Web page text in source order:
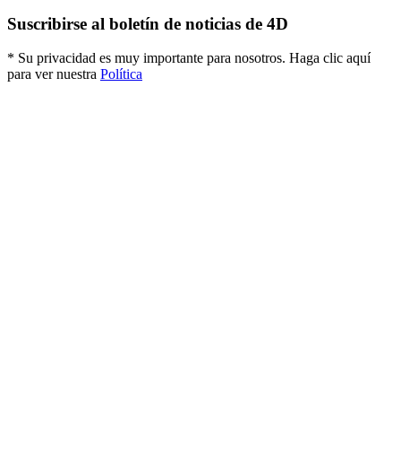
Suscribirse al boletín de noticias de 4D
* Su privacidad es muy importante para nosotros. Haga clic aquí
para ver nuestra Política